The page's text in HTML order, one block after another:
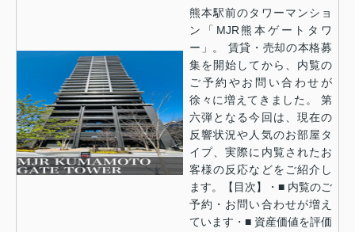
熊本駅前のタワーマンショ
ン「MJR熊本ゲートタワ
ー」。 賃貸・売却の本格募
集を開始してから、内覧の
ご予約やお問い合わせが
徐々に増えてきました。 第
六弾となる今回は、現在の
反響状況や人気のお部屋タ
イプ、実際に内覧されたお
客様の反応などをご紹介し
ます。【目次】・■ 内覧のご
予約・お問い合わせが増え
ています・■ 資産価値を評価